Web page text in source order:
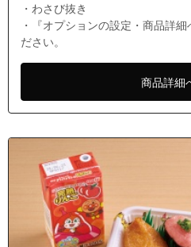
・わさび抜き
・『オプションの設定・商品詳
ださい。
商品詳細